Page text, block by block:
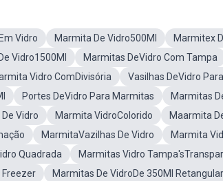
Vidro Marmita De Vidro500Ml
Marmitex
Vidro1500Ml Marmitas DeVidro Com Tampa
Vidro ComDivisória
Vasilhas DeVidro
Portes DeVidro Para Marmitas
Marmitas
Vidro Marmita VidroColorido
Maarmita
MarmitaVazilhas De Vidro
Marmita
Quadrada
Marmitas Vidro
Freezer
Marmitas De VidroDe 350Ml Retangular